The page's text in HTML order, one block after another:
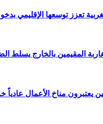
تعزز توسعها الإقليمي بدخول
المقيمين بالخارج يسلط